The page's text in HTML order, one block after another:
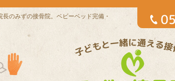
のみずの接骨院。ベビーベッド完備・